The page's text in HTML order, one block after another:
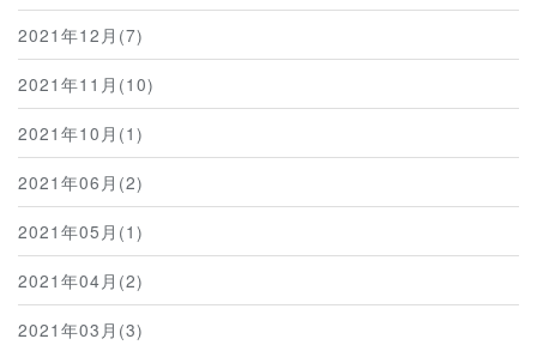
2021年12月(7)
2021年11月(10)
2021年10月(1)
2021年06月(2)
2021年05月(1)
2021年04月(2)
2021年03月(3)